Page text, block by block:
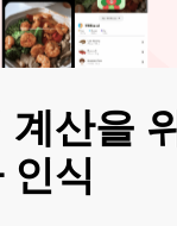
계산을
인식